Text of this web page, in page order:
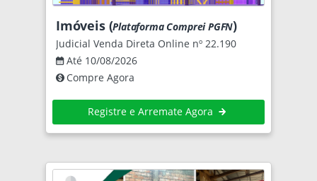
Imóveis (Plataforma Comprei PGFN)
Judicial Venda Direta Online nº 22.190
Até 10/08/2026
Compre Agora
Registre e Arremate Agora